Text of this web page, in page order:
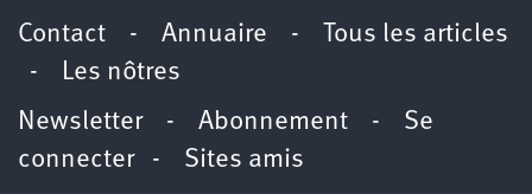
Contact - Annuaire - Tous les articles
-
Les nôtres
Newsletter- Abonnement - Se
connecter- Sites amis